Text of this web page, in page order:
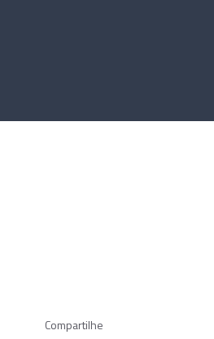
Compartilhe